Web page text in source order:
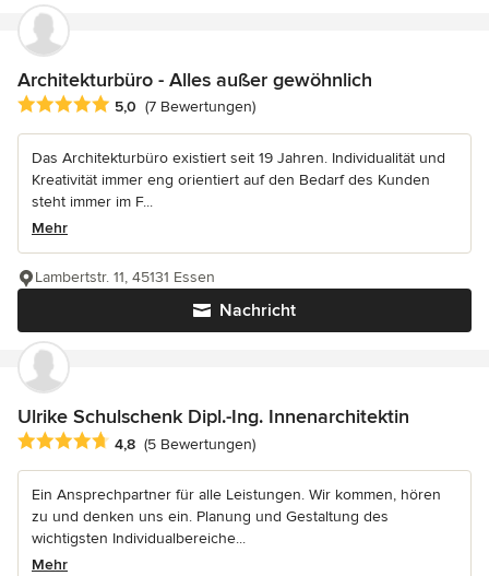
Architekturbüro - Alles außer gewöhnlich
Durchschnittliche Bewertung: 5 von 5 Sternen
5,0 (7 Bewertungen)
Das Architekturbüro existiert seit 19 Jahren. Individualität und
Kreativität immer eng orientiert auf den Bedarf des Kunden
steht immer im F...
Mehr
Nachricht
Lambertstr. 11, 45131 Essen
Ulrike Schulschenk Dipl.-Ing. Innenarchitektin
Durchschnittliche Bewertung: 4.8 von 5 Sternen
4,8 (5 Bewertungen)
Ein Ansprechpartner für alle Leistungen. Wir kommen, hören
zu und denken uns ein. Planung und Gestaltung des
wichtigsten Individualbereiche...
Mehr